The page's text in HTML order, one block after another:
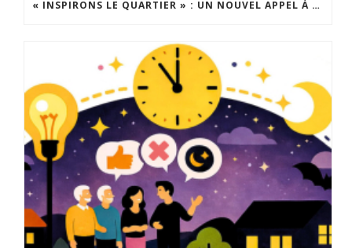
« INSPIRONS LE QUARTIER » : UN NOUVEL APPEL À PROJETS EST LANCÉ !